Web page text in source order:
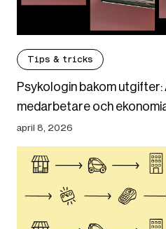
Tips & tricks
Psykologin bakom
medarbetare och
april 8, 2026